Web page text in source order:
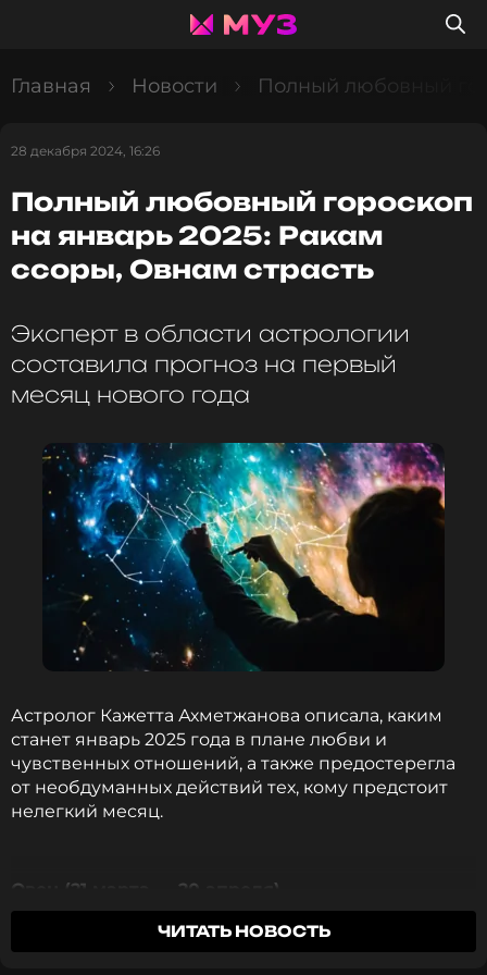
Главная Новости Полный любовный
28 декабря 2024, 16:26
Полный любовный гороскоп
на январь 2025: Ракам
ссоры, Овнам страсть
Эксперт в области астрологии
составила прогноз на первый
месяц нового года
Астролог Кажетта Ахметжанова описала, каким
станет январь 2025 года в плане любви и
чувственных отношений, а также предостерегла
от необдуманных действий тех, кому предстоит
нелегкий месяц.
Овен (21 марта — 20 апреля)
Январь принесет Овнам страстные романы и
ЧИТАТЬ НОВОСТЬ